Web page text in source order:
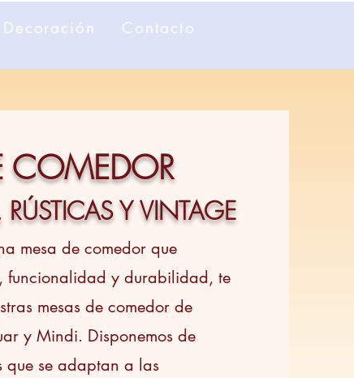
Decoración Contacto
COMEDOR
Y VINTAGE
mesa de comedor que
funcionalidad y durabilidad, te
mesas de comedor de
y Mindi. Disponemos de
que se adaptan a las